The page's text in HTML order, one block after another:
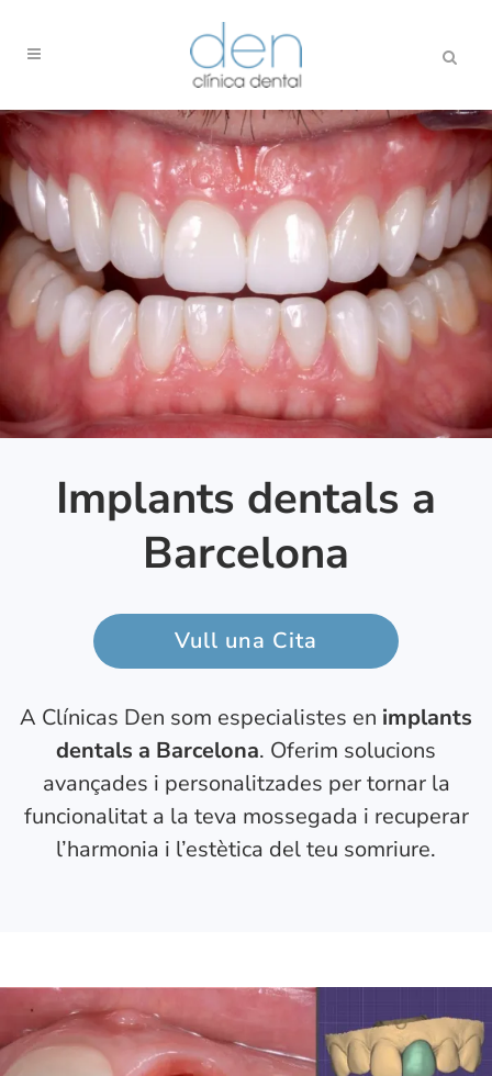
Implants dentals a
Barcelona
Vull una Cita
A Clínicas Den som especialistes en implants
dentals a Barcelona. Oferim solucions
avançades i personalitzades per tornar la
funcionalitat a la teva mossegada i recuperar
l’harmonia i l’estètica del teu somriure.